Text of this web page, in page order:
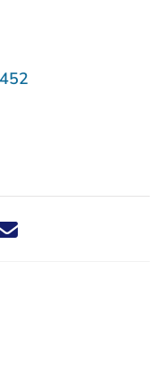
nieuwsbericht via X -
dit nieuwsbericht via
dit nieuwsbericht
Deel dit